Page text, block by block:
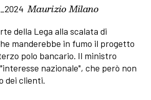
Maurizio Milano
della Lega alla scalata di
manderebbe in fumo il progetto
polo bancario. Il ministro
nazionale", che però non
dei clienti.